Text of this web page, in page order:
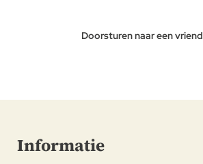
Doorsturen naar een vriend
Informatie